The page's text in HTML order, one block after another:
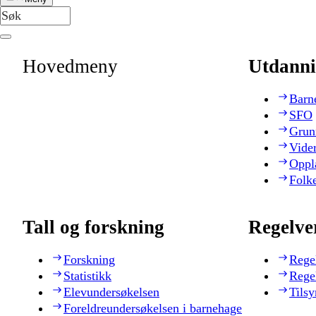
Hovedmeny
SFO
Tall og forskning
Forskning
Statistikk
Elevundersøkelsen
Foreldreundersøkelsen i barnehage